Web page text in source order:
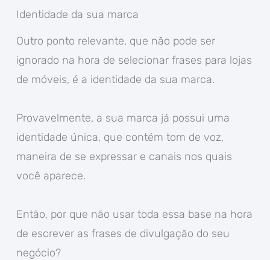
Identidade da sua marca
Outro ponto relevante, que não pode ser
ignorado na hora de selecionar frases para lojas
de móveis, é a identidade da sua marca.
Provavelmente, a sua marca já possui uma
identidade única, que contém tom de voz,
maneira de se expressar e canais nos quais
você aparece.
Então, por que não usar toda essa base na hora
de escrever as frases de divulgação do seu
negócio?